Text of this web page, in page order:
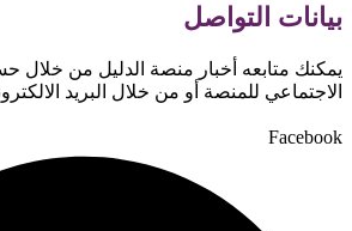
بيانات التواصل
يمكنك متابعه أخبار منصة الدليل من خلال
الاجتماعي للمنصة أو من خلال البريد
Facebook